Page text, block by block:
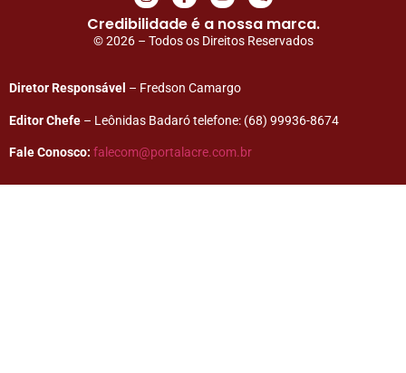
Credibilidade é a nossa marca.
© 2026 – Todos os Direitos Reservados
Diretor Responsável – Fredson Camargo
Editor Chefe – Leônidas Badaró telefone: (68) 99936-8674
Fale Conosco: falecom@portalacre.com.br